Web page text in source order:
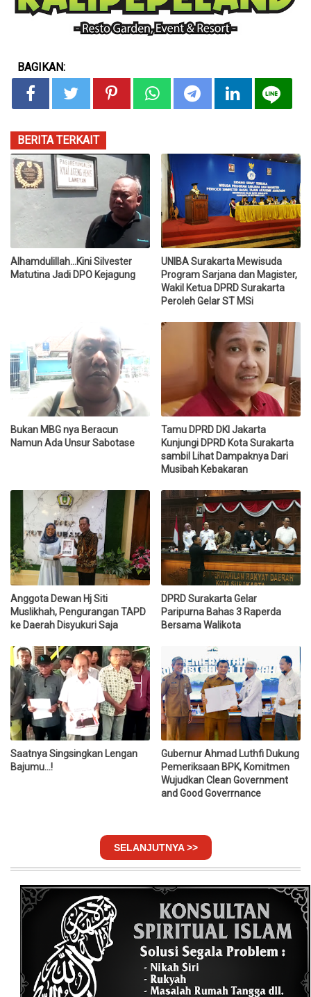
BAGIKAN:
BERITA TERKAIT
Alhamdulillah...Kini Silvester
Matutina Jadi DPO Kejagung
UNIBA Surakarta Mewisuda
Program Sarjana dan Magister,
Wakil Ketua DPRD Surakarta
Peroleh Gelar ST MSi
Bukan MBG nya Beracun
Namun Ada Unsur Sabotase
Tamu DPRD DKI Jakarta
Kunjungi DPRD Kota Surakarta
sambil Lihat Dampaknya Dari
Musibah Kebakaran
Anggota Dewan Hj Siti
Muslikhah, Pengurangan TAPD
ke Daerah Disyukuri Saja
DPRD Surakarta Gelar
Paripurna Bahas 3 Raperda
Bersama Walikota
Saatnya Singsingkan Lengan
Bajumu...!
Gubernur Ahmad Luthfi Dukung
Pemeriksaan BPK, Komitmen
Wujudkan Clean Government
and Good Goverrnance
SELANJUTNYA >>